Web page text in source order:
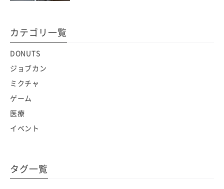
カテゴリ一覧
DONUTS
ジョブカン
ミクチャ
ゲーム
医療
イベント
タグ一覧